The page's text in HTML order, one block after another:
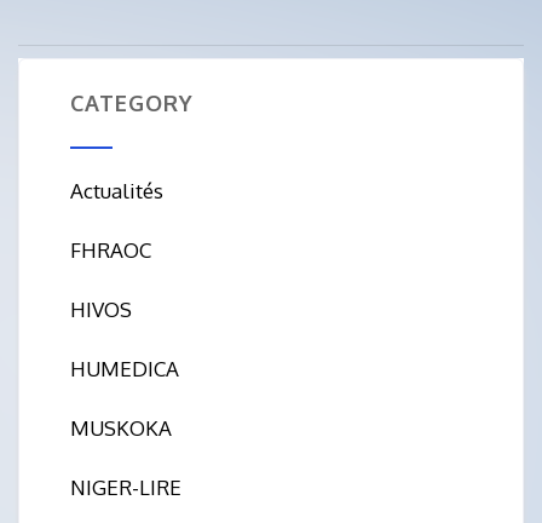
CATEGORY
Actualités
FHRAOC
HIVOS
HUMEDICA
MUSKOKA
NIGER-LIRE